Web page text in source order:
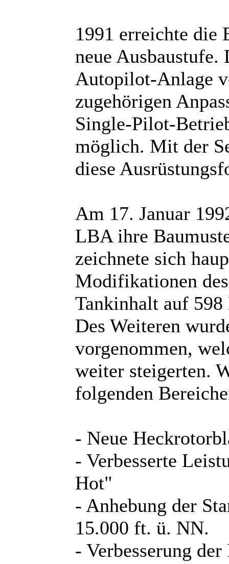
1991 erreichte die
neue
Autopilot-Anlage
zugehörigen
Single-Pilot-
möglich. Mit der
diese
Am 17. Januar
LBA ihre
zeichnete sich
Modifikationen
Tankinhalt auf
Des Weiteren
vorgenommen,
weiter steigerten.
folgenden
- Neue
- Verbesserte
Hot"
- Anhebung der
15.000 ft. ü. NN.
- Verbesserung